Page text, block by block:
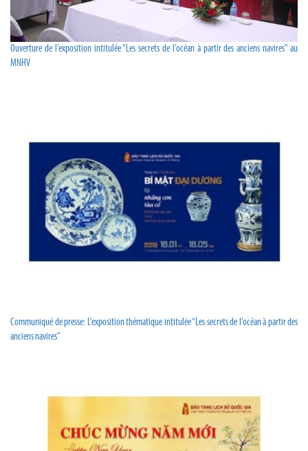
Ouverture de l’exposition intitulée “Les secrets de l’océan à partir des anciens navires” au
MNHV
Communiqué de presse: L’exposition thématique intitulée “Les secrets de l’océan à partir des
anciens navires”